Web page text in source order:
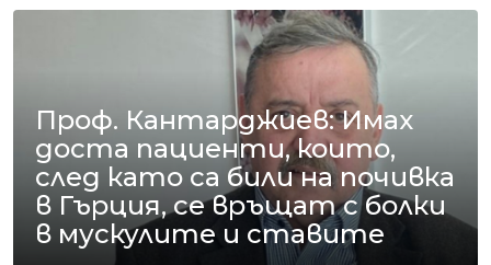
Проф. Кантарджиев: Имах
доста пациенти, които,
след като са били на почивка
в Гърция, се връщат с болки
в мускулите и ставите